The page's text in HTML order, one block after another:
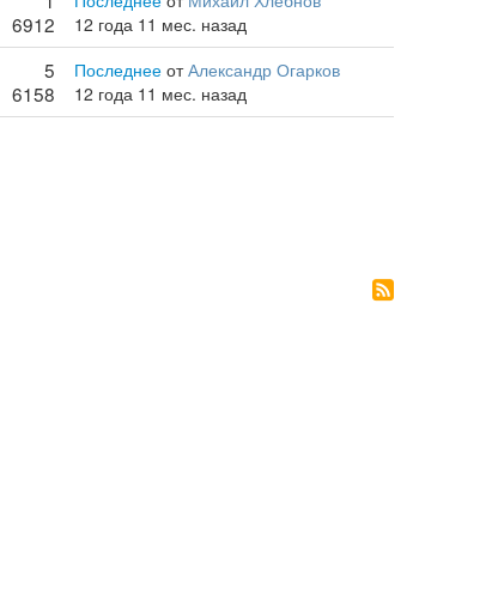
6912
12 года 11 мес. назад
5
6158
Последнее отАлександр Огарков
12 года 11 мес. назад